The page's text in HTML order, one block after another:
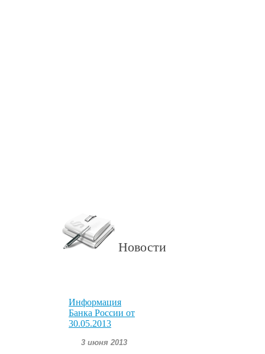
Новости
Информация
Банка России от
30.05.2013
3 июня 2013